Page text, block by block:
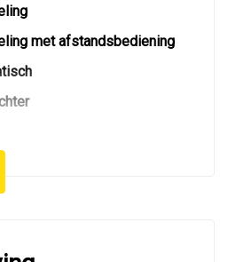
met afstandsbediening